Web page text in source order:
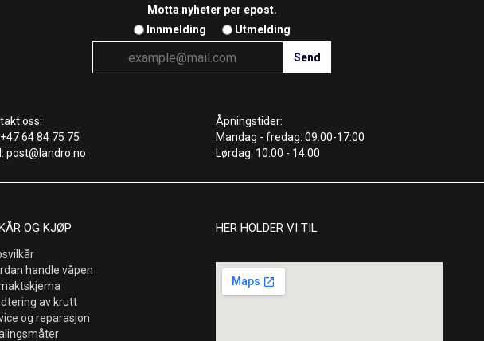
Motta nyheter per epost.
Innmelding
Utmelding
oss:
64 84 75 75
post@landro.no
Åpningstider:
Mandag - fredag: 09:00-17:00
Lørdag: 10:00 - 14:00
OG KJØP
handle våpen
av krutt
og reparasjon
HER HOLDER VI TIL